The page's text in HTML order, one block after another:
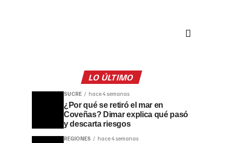
LO ÚLTIMO
SUCRE hace 4 semanas
¿Por qué se retiró el mar en
Coveñas? Dimar explica qué pasó
y descarta riesgos
REGIONES hace 4 semanas